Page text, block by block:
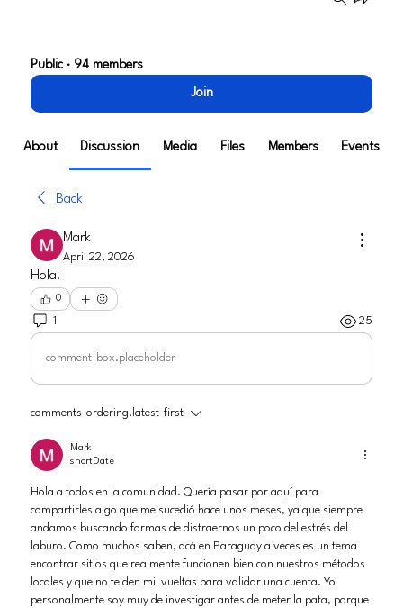
Public · 94 members
Join
About Discussion Media Files Members Events
Back
Mark
April 22, 2026
Hola!
0
1 25
comment-box.placeholder
comments-ordering.latest-first
Mark
shortDate
Hola a todos en la comunidad. Quería pasar por aquí para
compartirles algo que me sucedió hace unos meses, ya que siempre
andamos buscando formas de distraernos un poco del estrés del
laburo. Como muchos saben, acá en Paraguay a veces es un tema
encontrar sitios que realmente funcionen bien con nuestros métodos
locales y que no te den mil vueltas para validar una cuenta. Yo
personalmente soy muy de investigar antes de meter la pata, porque